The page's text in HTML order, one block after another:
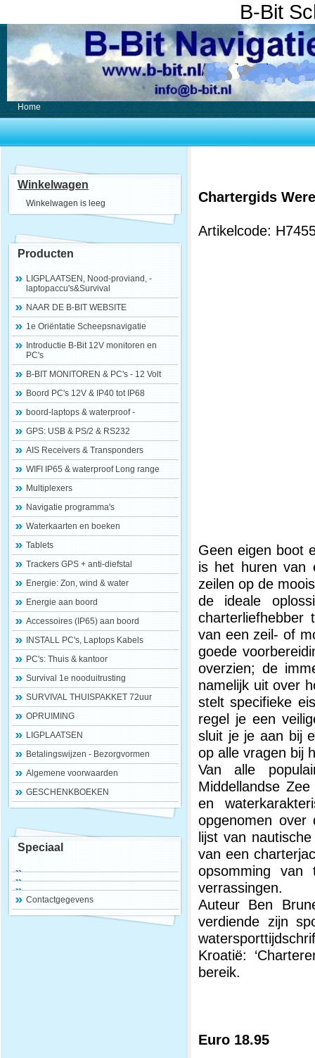
B-Bit
Home
Winkelwagen
Winkelwagen is leeg
Producten
LIGPLAATSEN, Nood-proviand, -
laptopaccu's&Survival
NAAR DE B-BIT WEBSITE
1e Oriëntatie Scheepsnavigatie
Introductie B-Bit 12V monitoren en
PC's
B-BIT MONITOREN & PC's - 12 Volt
Boord PC's 12V & IP40 tot IP68
boord-laptops & waterproof -
GPS: USB & PS/2 & RS232
AIS Receivers & Transponders
WIFI IP65 & waterproof Long range
Multiplexers
Navigatie programma's
Waterkaarten en boeken
Tablets
Trackers GPS + anti-diefstal
Energie: Zon, wind & water
Energie aan boord
Accessoires (IP65) aan boord
INSTALL PC's, Laptops Kabels
PC's: Thuis & kantoor
Survival 1e nooduitrusting
SURVIVAL THUISPAKKET 72uur
OPRUIMING
LIGPLAATSEN
Betalingswijzen - Bezorgvormen
Algemene voorwaarden
GESCHENKBOEKEN
Speciaal
Contactgegevens
Chartergids
Artikelcode:
Geen eigen boot
is het huren van
zeilen op de
de ideale
van een zeil- of
goede
overzien; de
namelijk uit over
stelt specifieke
regel je een
sluit je je aan bij
op alle vragen bij
Van alle
Middellandse
en
opgenomen over
lijst van
van een
opsomming
verrassingen.
Auteur Ben
verdiende zijn
Kroatië:
bereik.
Euro 18.95